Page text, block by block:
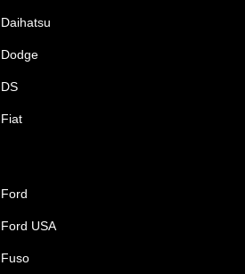
Daihatsu
Dodge
DS
Fiat
Ford
Ford USA
Fuso